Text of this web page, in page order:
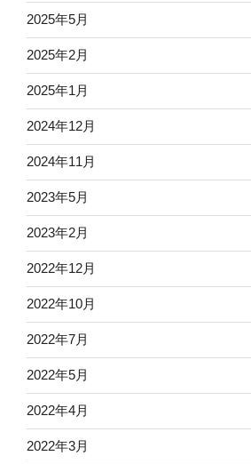
2025年5月
2025年2月
2025年1月
2024年12月
2024年11月
2023年5月
2023年2月
2022年12月
2022年10月
2022年7月
2022年5月
2022年4月
2022年3月